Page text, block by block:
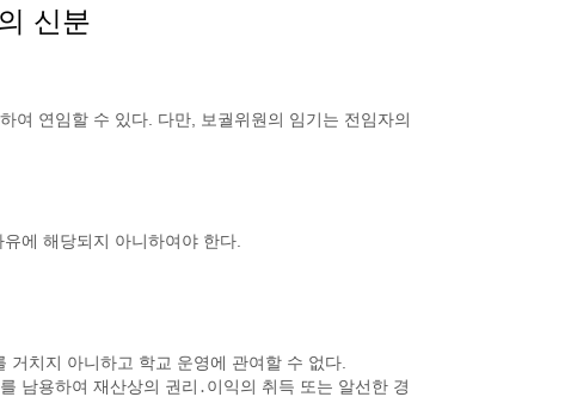
신분
여 연임할 수 있다. 다만, 보궐위원의 임기는 전임자의
에 해당되지 아니하여야 한다.
치지 아니하고 학교 운영에 관여할 수 없다.
남용하여 재산상의 권리․이익의 취득 또는 알선한 경